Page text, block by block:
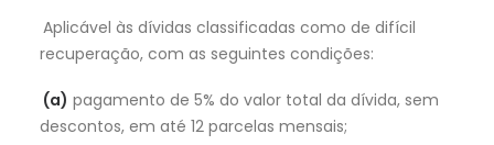
Aplicável às dívidas classificadas como de difícil
recuperação, com as seguintes condições:
(a) pagamento de 5% do valor total da dívida, sem
descontos, em até 12 parcelas mensais;